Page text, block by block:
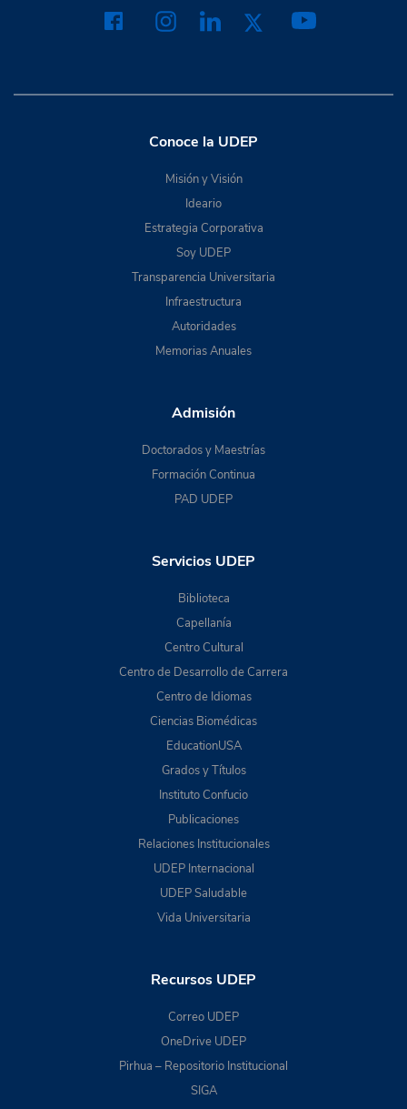
Conoce la UDEP
Misión y Visión
Ideario
Estrategia Corporativa
Soy UDEP
Transparencia Universitaria
Infraestructura
Autoridades
Memorias Anuales
Admisión
Doctorados y Maestrías
Formación Continua
PAD UDEP
Servicios UDEP
Biblioteca
Capellanía
Centro Cultural
Centro de Desarrollo de Carrera
Centro de Idiomas
Ciencias Biomédicas
EducationUSA
Grados y Títulos
Instituto Confucio
Publicaciones
Relaciones Institucionales
UDEP Internacional
UDEP Saludable
Vida Universitaria
Recursos UDEP
Correo UDEP
OneDrive UDEP
Pirhua – Repositorio Institucional
SIGA